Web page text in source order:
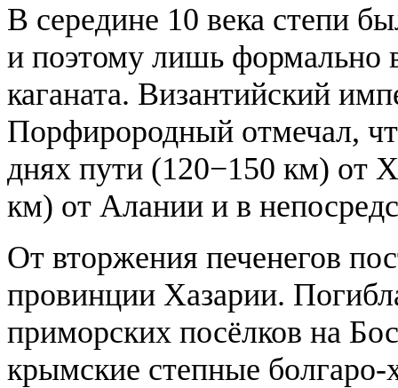
В середине 10 века степи
и поэтому лишь формально
каганата. Византийский
Порфирородный отмечал,
днях пути (120−150 км) от
км) от Алании и в
От вторжения печенегов
провинции Хазарии.
приморских посёлков на
крымские степные болгаро-